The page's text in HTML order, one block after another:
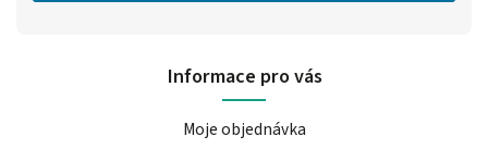
Informace pro vás
Moje objednávka